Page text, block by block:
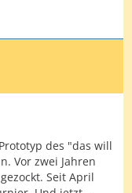
des "das will
Vor zwei Jahren
Seit April